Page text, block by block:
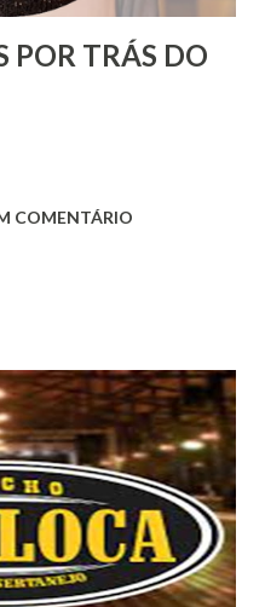
POR TRÁS DO
COMENTÁRIO